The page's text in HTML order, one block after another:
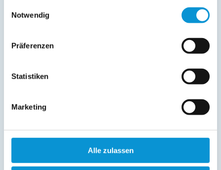
Notwendig
Präferenzen
Statistiken
Marketing
Alle zulassen
Ostsee-Ferienwohnungen.de erhebt, verarbeitet und
(Buchungsanfrage/Informationsanfrage). Sie können
Auskunft über die bei der Ostsee-Ferienwohnungen.de
Löschung bzw. Sperrung Ihrer Daten vor Abschluss der
entgegenstehen. Die vorgenannten Rechte können Sie
gegenüber Ostsee-Ferienwohnungen.de unentgeltlich
Ihnen ein Beschwerderecht bei einer Aufsichtsbehörde